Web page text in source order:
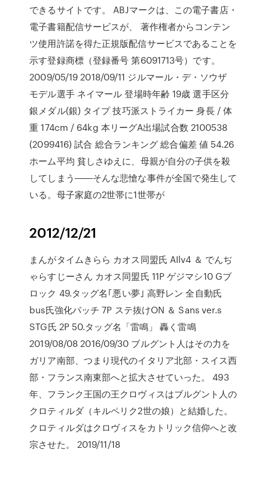
できるサイトです。 ABJマークは、この電子書店・
電子書籍配信サービスが、 著作権者からコンテン
ツ使用許諾を得た正規版配信サービスであることを
示す登録商標（登録番号 第6091713号）です。
2009/05/19 2018/09/11 ジルマール・デ・ソウザ
モデル選手 ネイマール 登場時年齢 19歳 選手区分
銀メダル(銀) タイプ 技巧派ストライカー 身長 / 体
重 174cm / 64kg 本リーグA出場試合数 2100538
(2099416) 試合 総合ランキング 総合偏差 値 54.26
ホーム平均 貧しさゆえに、母親が自分の子供を殺
してしまう――そんな悲愴な事件が全国で発生して
いる。母子家庭の2世帯に1世帯が
2012/12/21
まんがタイムきらら カオス同盟氏 AIlv4 ＆ でんぢ
ゃらすじーさん カオス同盟氏 11P ゲジマシ10 Gブ
ロック 49.タッグ名｢悪い夢｣ 高野レン 全自動氏
bus氏強化パッチ 7P ステ抜けON ＆ Sans ver.s
STG氏 2P 50.タッグ名「雷鳴」 轟く雷鳴
2019/08/08 2016/09/30 ブルグント人はその力を
ガリア南部、つまり現代のイタリア北部・スイス西
部・フランス南東部へと拡大させていった。 493
年、フランク王国の王クロヴィスはブルグント人の
クロティルダ（キルペリク2世の娘）と結婚した。
クロティルダはクロヴィスをカトリック信仰へと改
宗させた。 2019/11/18